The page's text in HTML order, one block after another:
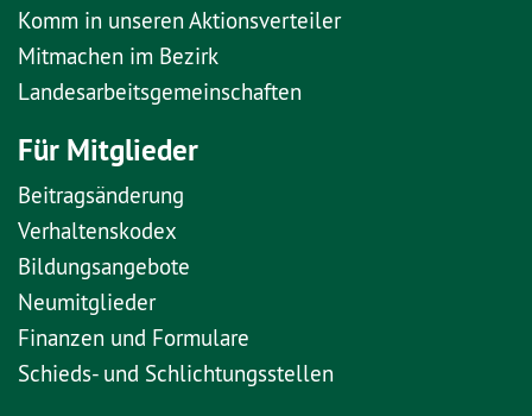
Komm in unseren Aktionsverteiler
Mitmachen im Bezirk
Landesarbeitsgemeinschaften
Für Mitglieder
Beitragsänderung
Verhaltenskodex
Bildungsangebote
Neumitglieder
Finanzen und Formulare
Schieds- und Schlichtungsstellen